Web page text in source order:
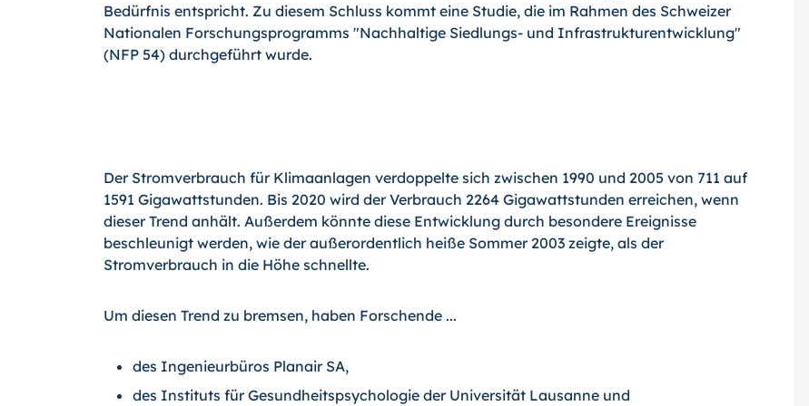
Bedürfnis entspricht. Zu diesem Schluss kommt eine Studie, die im Rahmen des Schweizer
Nationalen Forschungsprogramms "Nachhaltige Siedlungs- und Infrastrukturentwicklung"
(NFP 54) durchgeführt wurde.
Der Stromverbrauch für Klimaanlagen verdoppelte sich zwischen 1990 und 2005 von 711 auf
1591 Gigawattstunden. Bis 2020 wird der Verbrauch 2264 Gigawattstunden erreichen, wenn
dieser Trend anhält. Außerdem könnte diese Entwicklung durch besondere Ereignisse
beschleunigt werden, wie der außerordentlich heiße Sommer 2003 zeigte, als der
Stromverbrauch in die Höhe schnellte.
Um diesen Trend zu bremsen, haben Forschende ...
des Ingenieurbüros Planair SA,
des Instituts für Gesundheitspsychologie der Universität Lausanne und